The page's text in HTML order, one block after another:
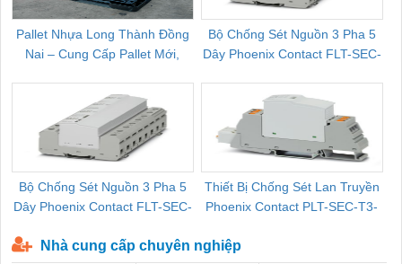
Pallet Nhựa Long Thành Đồng
Nai – Cung Cấp Pallet Mới,
Bộ Chống Sét Nguồn 3 Pha 5
Dây Phoenix Contact FLT-SEC-
Bộ Chống Sét Nguồn 3 Pha 5
Dây Phoenix Contact FLT-SEC-
Thiết Bị Chống Sét Lan Truyền
Phoenix Contact PLT-SEC-T3-
Nhà cung cấp chuyên nghiệp